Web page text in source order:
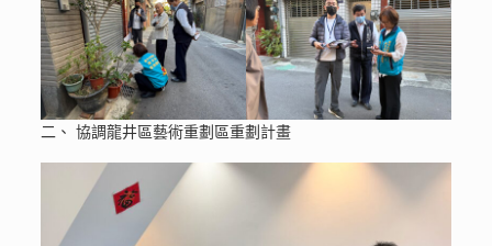
二、 協調龍井區藝術重劃區重劃計畫